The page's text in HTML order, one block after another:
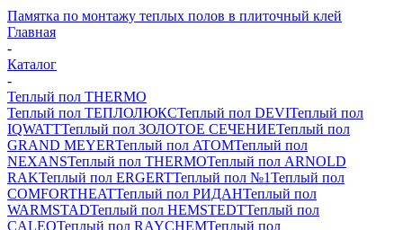
Памятка по монтажу теплых полов в плиточный клей
Главная
-
Каталог
-
Теплый пол THERMO
Теплый пол ТЕПЛОЛЮКСТеплый пол DEVIТеплый пол
IQWATTТеплый пол ЗОЛОТОЕ СЕЧЕНИЕТеплый пол
GRAND MEYERТеплый пол ATOMТеплый пол
NEXANSТеплый пол THERMOТеплый пол ARNOLD
RAKТеплый пол ERGERTТеплый пол №1Теплый пол
COMFORTHEATТеплый пол РИДАНТеплый пол
WARMSTADТеплый пол HEMSTEDTТеплый пол
CALEOТеплый пол RAYCHEMТеплый пол